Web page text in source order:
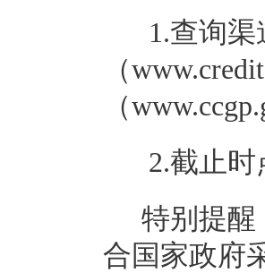
1.查询渠
（
（
2.截止
特别提醒
合国家政府